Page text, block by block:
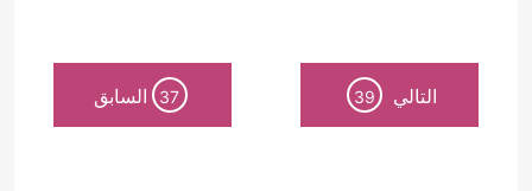
التالي 39
37 السابق